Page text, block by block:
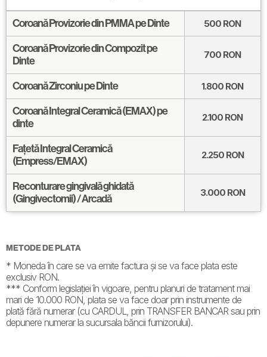
Coroană Provizorie din PMMA pe Dinte 500 RON
Coroană Provizorie din Compozit pe
Dinte
700 RON
Coroană Zirconiu pe Dinte 1.800 RON
Coroană Integral Ceramică (EMAX) pe
dinte
2.100 RON
Fațetă Integral Ceramică
(Empress/EMAX)
2.250 RON
Reconturare gingivală ghidată
(Gingivectomii) / Arcadă
3.000 RON
METODE DE PLATA
* Moneda în care se va emite factura și se va face plata este
exclusiv RON.
*** Conform legislației în vigoare, pentru planuri de tratament mai
mari de 10.000 RON, plata se va face doar prin instrumente de
plată fără numerar (cu CARDUL, prin TRANSFER BANCAR sau prin
depunere numerar la sucursala băncii furnizorului).